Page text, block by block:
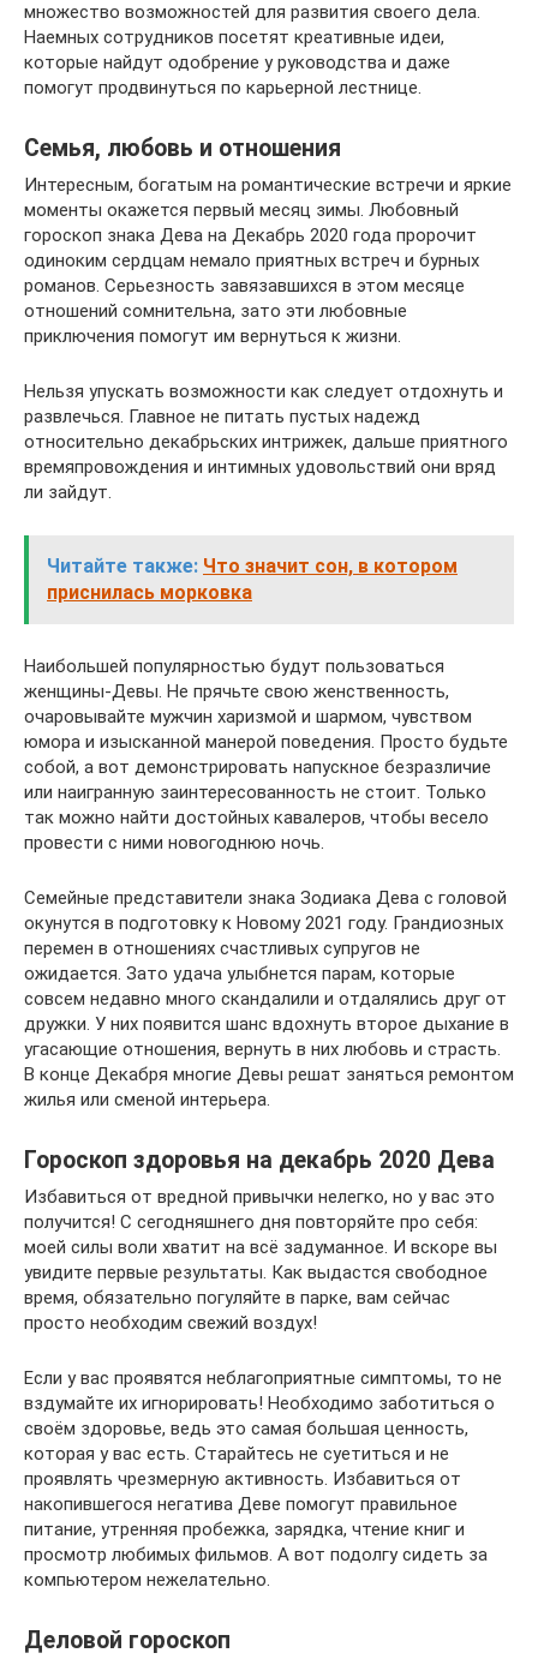
множество возможностей для развития своего дела.
Наемных сотрудников посетят креативные идеи,
которые найдут одобрение у руководства и даже
помогут продвинуться по карьерной лестнице.
Семья, любовь и отношения
Интересным, богатым на романтические встречи и яркие
моменты окажется первый месяц зимы. Любовный
гороскоп знака Дева на Декабрь 2020 года пророчит
одиноким сердцам немало приятных встреч и бурных
романов. Серьезность завязавшихся в этом месяце
отношений сомнительна, зато эти любовные
приключения помогут им вернуться к жизни.
Нельзя упускать возможности как следует отдохнуть и
развлечься. Главное не питать пустых надежд
относительно декабрьских интрижек, дальше приятного
времяпровождения и интимных удовольствий они вряд
ли зайдут.
Читайте также: Что значит сон, в котором
приснилась морковка
Наибольшей популярностью будут пользоваться
женщины-Девы. Не прячьте свою женственность,
очаровывайте мужчин харизмой и шармом, чувством
юмора и изысканной манерой поведения. Просто будьте
собой, а вот демонстрировать напускное безразличие
или наигранную заинтересованность не стоит. Только
так можно найти достойных кавалеров, чтобы весело
провести с ними новогоднюю ночь.
Семейные представители знака Зодиака Дева с головой
окунутся в подготовку к Новому 2021 году. Грандиозных
перемен в отношениях счастливых супругов не
ожидается. Зато удача улыбнется парам, которые
совсем недавно много скандалили и отдалялись друг от
дружки. У них появится шанс вдохнуть второе дыхание в
угасающие отношения, вернуть в них любовь и страсть.
В конце Декабря многие Девы решат заняться ремонтом
жилья или сменой интерьера.
Гороскоп здоровья на декабрь 2020 Дева
Избавиться от вредной привычки нелегко, но у вас это
получится! С сегодняшнего дня повторяйте про себя:
моей силы воли хватит на всё задуманное. И вскоре вы
увидите первые результаты. Как выдастся свободное
время, обязательно погуляйте в парке, вам сейчас
просто необходим свежий воздух!
Если у вас проявятся неблагоприятные симптомы, то не
вздумайте их игнорировать! Необходимо заботиться о
своём здоровье, ведь это самая большая ценность,
которая у вас есть. Старайтесь не суетиться и не
проявлять чрезмерную активность. Избавиться от
накопившегося негатива Деве помогут правильное
питание, утренняя пробежка, зарядка, чтение книг и
просмотр любимых фильмов. А вот подолгу сидеть за
компьютером нежелательно.
Деловой гороскоп